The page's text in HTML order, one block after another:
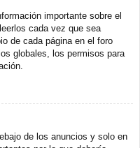
importante sobre el
cada vez que sea
de cada página en el foro
globales, los permisos para
de los anuncios y solo en